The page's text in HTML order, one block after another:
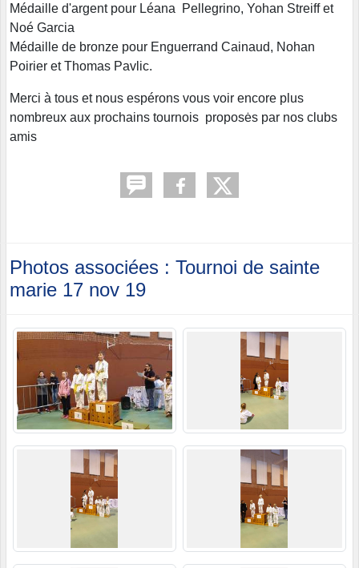
Médaille d'argent pour Léana Pellegrino, Yohan Streiff et
Noé Garcia
Médaille de bronze pour Enguerrand Cainaud, Nohan
Poirier et Thomas Pavlic.
Merci à tous et nous espérons vous voir encore plus
nombreux aux prochains tournois proposės par nos clubs
amis
Photos associées : Tournoi de sainte
marie 17 nov 19